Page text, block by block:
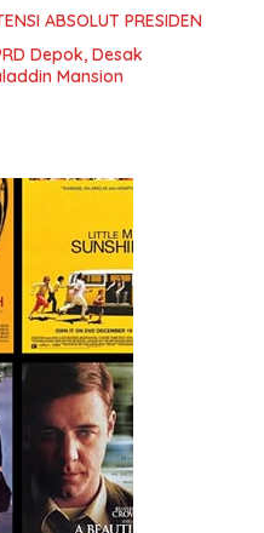
ABSOLUT PRESIDEN
Depok, Desak
Mansion